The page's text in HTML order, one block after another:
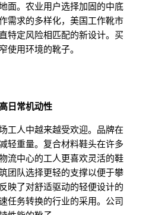
面。农业用户选择加固的中底
需求的多样化，美国工作靴市
特定风险相匹配的新设计。买
使用环境的靴子。
日常机动性
工人中越来越受欢迎。品牌在
轻重量。复合材料鞋头在许多
流中心的工人更喜欢灵活的鞋
团队选择更轻的支撑以便于攀
映了对舒适驱动的轻便设计的
任务转换的行业的采用。公司